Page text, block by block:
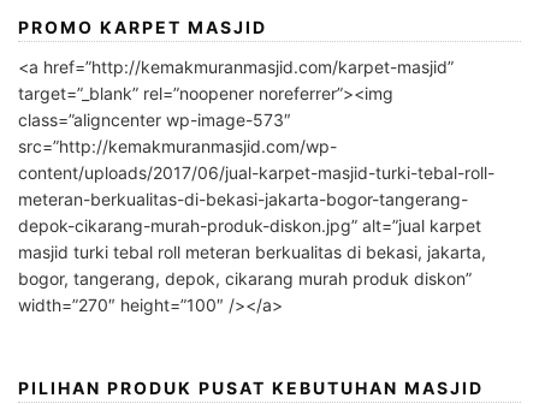
PROMO KARPET MASJID
<a href=”http://kemakmuranmasjid.com/karpet-masjid”
target=”_blank” rel=”noopener noreferrer”><img
class=”aligncenter wp-image-573″
src=”http://kemakmuranmasjid.com/wp-
content/uploads/2017/06/jual-karpet-masjid-turki-tebal-roll-
meteran-berkualitas-di-bekasi-jakarta-bogor-tangerang-
depok-cikarang-murah-produk-diskon.jpg” alt=”jual karpet
masjid turki tebal roll meteran berkualitas di bekasi, jakarta,
bogor, tangerang, depok, cikarang murah produk diskon”
width=”270″ height=”100″ /></a>
PILIHAN PRODUK PUSAT KEBUTUHAN MASJID